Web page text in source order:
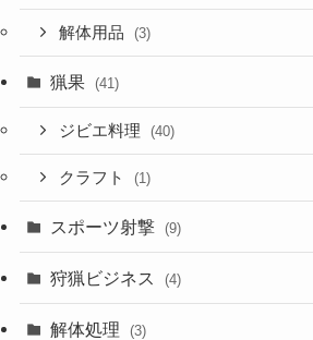
解体用品 (3)
猟果 (41)
ジビエ料理 (40)
クラフト (1)
スポーツ射撃 (9)
狩猟ビジネス (4)
解体処理 (3)